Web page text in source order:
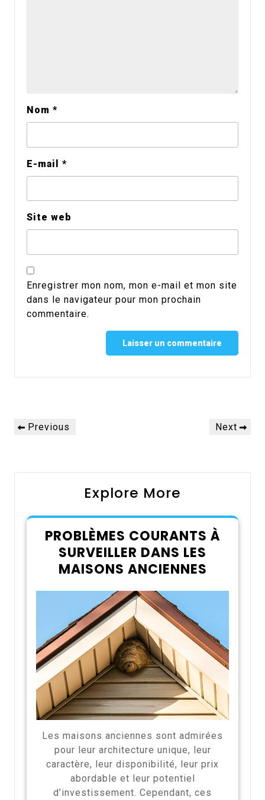
Nom *
E-mail *
Site web
Enregistrer mon nom, mon e-mail et mon site
dans le navigateur pour mon prochain
commentaire.
Navigation
dePrevious
Previous
Next
Next
Explore More
PROBLÈMES COURANTS À
SURVEILLER DANS LES
MAISONS ANCIENNES
Les maisons anciennes sont admirées
pour leur architecture unique, leur
caractère, leur disponibilité, leur prix
abordable et leur potentiel
d’investissement. Cependant, ces